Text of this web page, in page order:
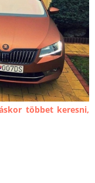
többet keresni,